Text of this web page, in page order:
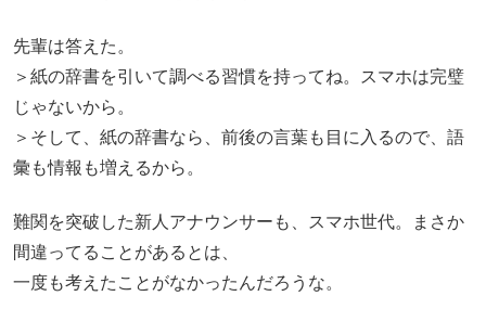
先輩は答えた。
＞紙の辞書を引いて調べる習慣を持ってね。スマホは完璧
じゃないから。
＞そして、紙の辞書なら、前後の言葉も目に入るので、語
彙も情報も増えるから。
難関を突破した新人アナウンサーも、スマホ世代。まさか
間違ってることがあるとは、
一度も考えたことがなかったんだろうな。